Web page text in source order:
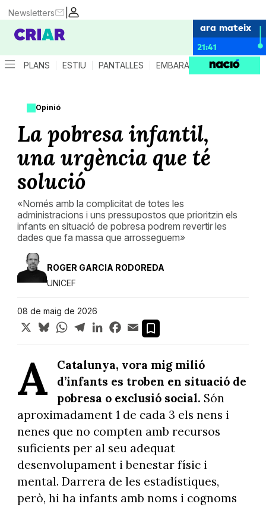
|
Newsletters
ara mateix
21:41
PLANS ESTIU PANTALLES EMBARÀS CRIANÇA
Opinió
La pobresa infantil,
una urgència que té
solució
«Només amb la complicitat de totes les
administracions i uns pressupostos que prioritzin els
infants en situació de pobresa podrem revertir les
dades que fa massa que arrosseguem»
ROGER GARCIA RODOREDA
UNICEF
08 de maig de 2026
X BlueskyWhatsApp
TelegramLinkedInFacebook
Email
A
Catalunya, vora mig milió
d’infants es troben en situació de
pobresa o exclusió social. Són
aproximadament 1 de cada 3 els nens i
nenes que no compten amb recursos
suficients per al seu adequat
desenvolupament i benestar físic i
mental. Darrera de les estadístiques,
però, hi ha infants amb noms i cognoms